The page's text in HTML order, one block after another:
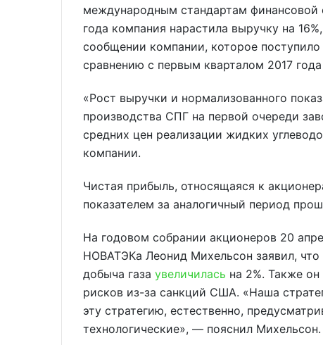
международным стандартам
года компания нарастила выручку на
сообщении компании, которое поступило
сравнению с первым кварталом 2017
«Рост выручки и нормализованного
производства СПГ на первой очереди
средних цен реализации жидких
компании.
Чистая прибыль, относящаяся к
показателем за аналогичный период
На годовом собрании акционеров 20
НОВАТЭКа Леонид Михельсон заявил, что
добыча газа увеличилась на 2%. Также
рисков из-за санкций США. «Наша
эту стратегию, естественно,
технологические», — пояснил Михельсон.